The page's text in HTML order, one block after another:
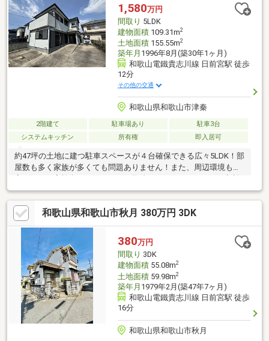
1,580万円
間取り 5LDK
建物面積109.31m2
土地面積155.55m2
築年月 1996年8月(築30年1ヶ月)
和歌山電鐵貴志川線 日前宮駅 徒歩
12分
その他の交通
和歌山県和歌山市津秦
2階建て 駐車場あり
駐車3台
システムキッチン
所有権 即入居可
約47坪の土地に建つ駐車スペースが４台確保できる広々5LDK！部
屋数も多く家族が多くても問題ありません！また、周辺環境も充
も受付中です！
和歌山県和歌山市秋月 380万円 3DK
380万円
間取り 3DK
建物面積55.08m2
土地面積59.98m2
築年月 1979年2月(築47年7ヶ月)
和歌山電鐵貴志川線 日前宮駅 徒歩
16分
和歌山県和歌山市秋月